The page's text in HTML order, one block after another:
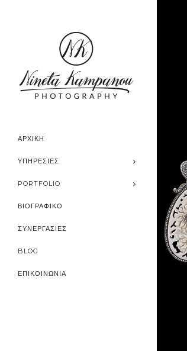
ΑΡΧΙΚΗ
ΥΠΗΡΕΣΊΕΣ
PORTFOLIO
ΒΙΟΓΡΑΦΙΚΟ
ΣΥΝΕΡΓΑΣΙΕΣ
BLOG
ΕΠΙΚΟΙΝΩΝΙΑ